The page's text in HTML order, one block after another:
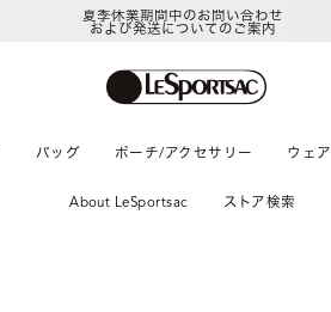
夏季休業期間中のお問い合わせ
および発送についてのご案内
バッグ ポーチ/アクセサリー ウェア
About LeSportsac ストア検索